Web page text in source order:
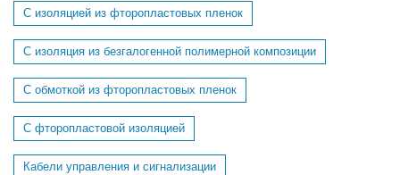
С изоляцией из фторопластовых пленок
С изоляция из безгалогенной полимерной композиции
С обмоткой из фторопластовых пленок
С фторопластовой изоляцией
Кабели управления и сигнализации